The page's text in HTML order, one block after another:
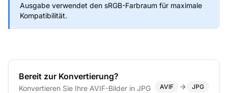
Ausgabe verwendet den sRGB-Farbraum für maximale
Kompatibilität.
Bereit zur Konvertierung?
Konvertieren Sie Ihre AVIF-Bilder in JPG
AVIF JPG